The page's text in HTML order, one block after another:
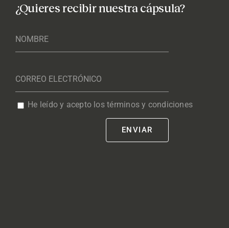
¿Quieres recibir nuestra cápsula?
He leído y acepto los términos y condiciones